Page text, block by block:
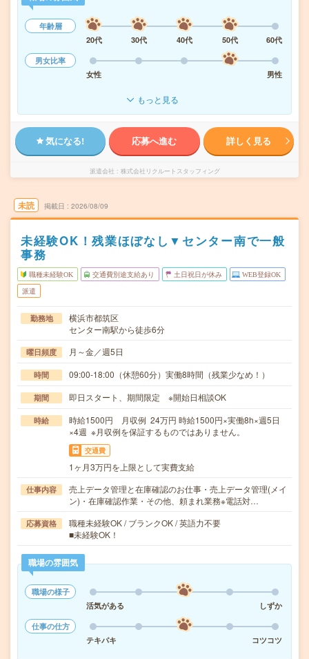
年齢層
20代
30代 40代 50代
60代
男女比率
女性
男性
もっと見る
気になる! 応募へ進む 詳しく見る
派遣会社 株式会社リクルートスタッフィング
未読 掲載日 2026/08/09
未経験OK！残業ほぼなし▼センター南で一般
事務
職種未経験OK 交通費別途支給あり 土日祝日が休み WEB登録OK
派遣
勤務地
横浜市都筑区
センター南駅から徒歩6分
曜日頻度 月～金／週5日
時間 09:00-18:00（休憩60分）実働8時間（残業少なめ！）
期間 即日スタート、期間限定 ※開始日相談OK
時給
時給1500円 月収例 24万円 時給1500円×実働8h×週5日
×4週 ※月収例を保証するものではありません。
交通費
1ヶ月3万円を上限として実費支給
仕事内容
売上データ管理と在庫確認のお仕事・売上データ管理(メイ
ン)・在庫確認作業・その他、頼まれ業務※電話対…
応募資格
職種未経験OK / ブランクOK / 英語力不要
■未経験OK！
職場の雰囲気
職場の様子
活気がある
しずか
仕事の仕方
テキパキ
コツコツ